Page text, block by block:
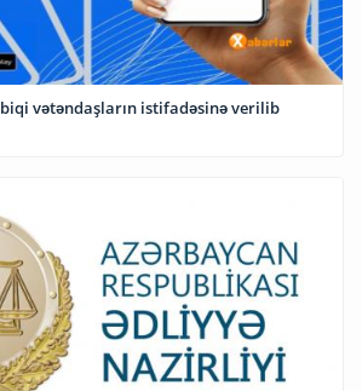
vətəndaşların istifadəsinə verilib